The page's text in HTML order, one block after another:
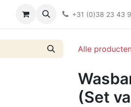
Kieswijzer nacht- en
+31 (0)38 23 43
Alle
(Set